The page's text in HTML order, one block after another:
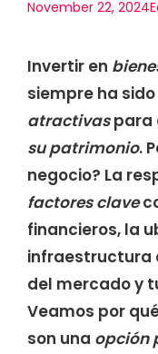
November 22, 2024
Invertir en
siempre ha
atractivaspara
su patrimonio.
negocio? La
factores clave
financieros, la
infraestructura
del mercado y
Veamos por
son una opción